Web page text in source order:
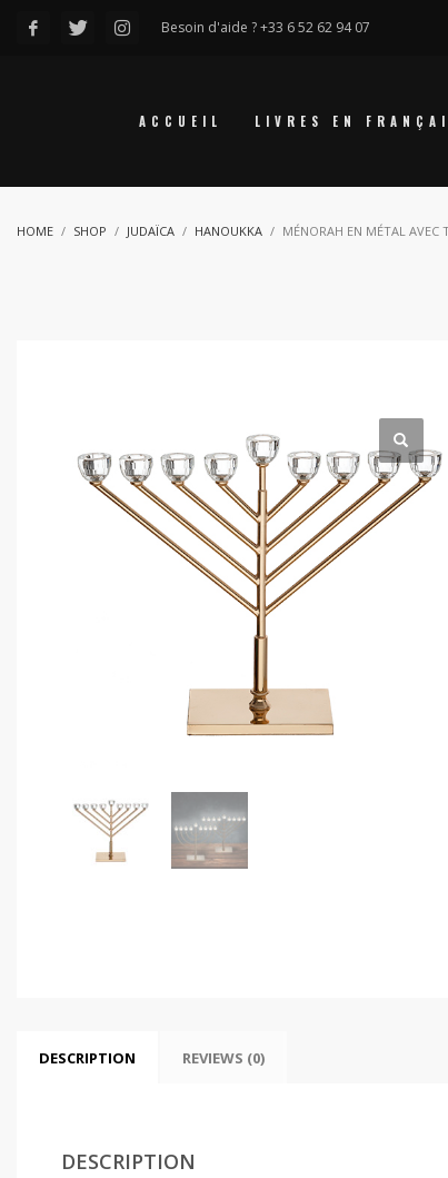
Besoin d'aide ? +33 6 52 62 94 07
ACCUEIL LIVRES EN
HOME SHOP JUDAÏCA HANOUKKA MÉNORAH EN MÉTAL AVEC
DESCRIPTION REVIEWS (0)
DESCRIPTION